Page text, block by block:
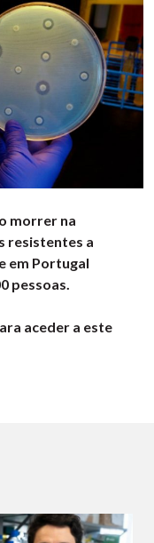
morrer na
resistentes a
em Portugal
pessoas.
aceder a este